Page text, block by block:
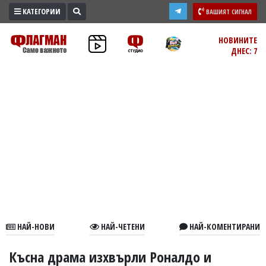
ПРОМО
ЗОНА
В
КАТЕГОРИИ ВАШИЯТ СИГНАЛ
НОВИНИТЕ
ДНЕС: 7
НАЙ-НОВИ НАЙ-ЧЕТЕНИ НАЙ-КОМЕНТИРАНИ
Късна драма изхвърли Роналдо и